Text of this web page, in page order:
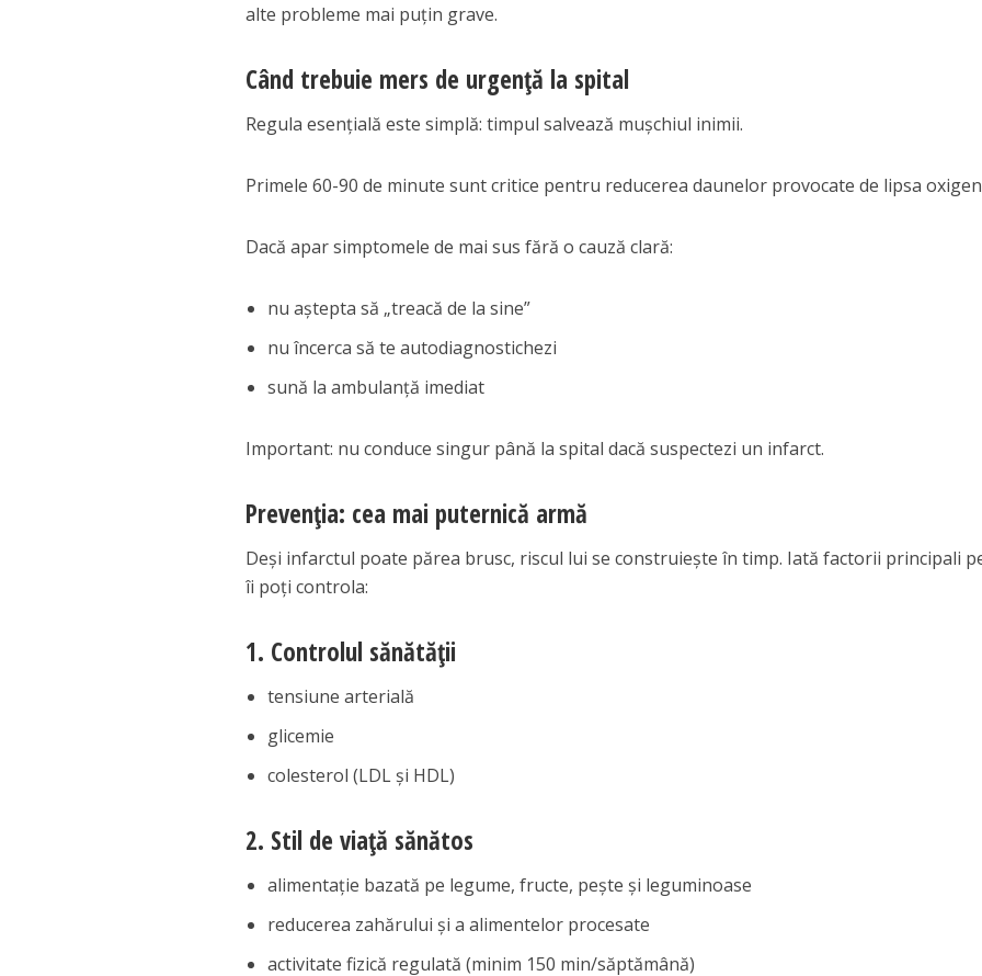
alte probleme mai puțin grave.
Când trebuie mers de urgență la spital
Regula esențială este simplă: timpul salvează mușchiul inimii.
Primele 60-90 de minute sunt critice pentru reducerea daunelor provocate de lipsa
Dacă apar simptomele de mai sus fără o cauză clară:
nu aștepta să „treacă de la sine”
nu încerca să te autodiagnostichezi
sună la ambulanță imediat
Important: nu conduce singur până la spital dacă suspectezi un infarct.
Prevenția: cea mai puternică armă
Deși infarctul poate părea brusc, riscul lui se construiește în timp. Iată factorii principali
îi poți controla:
1. Controlul sănătății
tensiune arterială
glicemie
colesterol (LDL și HDL)
2. Stil de viață sănătos
alimentație bazată pe legume, fructe, pește și leguminoase
reducerea zahărului și a alimentelor procesate
activitate fizică regulată (minim 150 min/săptămână)